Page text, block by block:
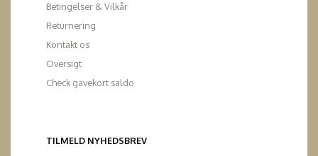
Betingelser & Vilkår
Returnering
Kontakt os
Oversigt
Check gavekort saldo
TILMELD NYHEDSBREV